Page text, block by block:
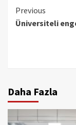
Continue
Reading
Previous
Üniversiteli
Daha Fazla